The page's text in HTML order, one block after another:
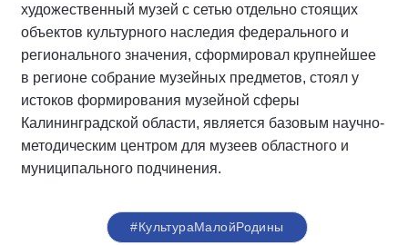
художественный музей с сетью отдельно стоящих
объектов культурного наследия федерального и
регионального значения, сформировал крупнейшее
в регионе собрание музейных предметов, стоял у
истоков формирования музейной сферы
Калининградской области, является базовым научно-
методическим центром для музеев областного и
муниципального подчинения.
#КультураМалойРодины